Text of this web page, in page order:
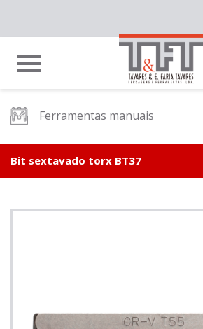
Ferramentas manuais
Bit sextavado torx BT37